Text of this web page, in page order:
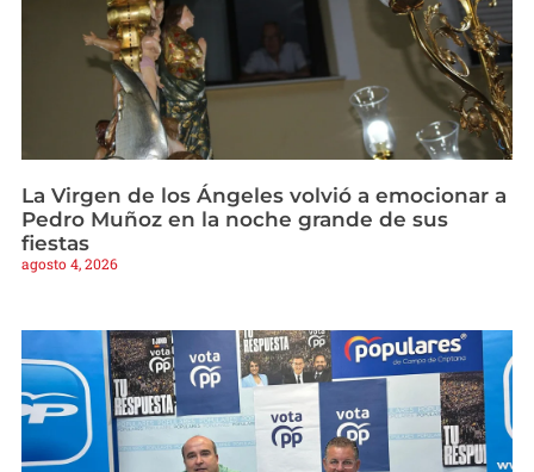
La Virgen de los Ángeles volvió a emocionar a
Pedro Muñoz en la noche grande de sus
fiestas
agosto 4, 2026